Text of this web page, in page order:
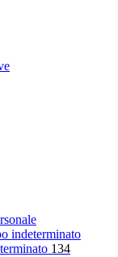
indeterminato
134